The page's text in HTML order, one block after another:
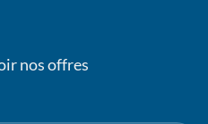
nos offres